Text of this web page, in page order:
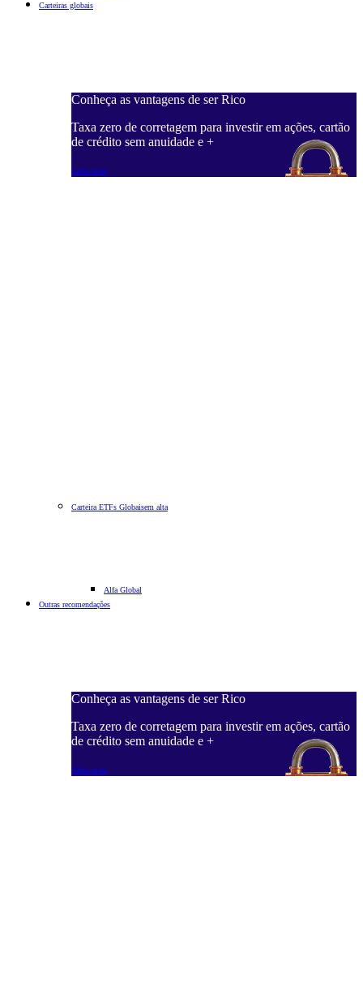
Carteiras globais
Conheça as vantagens de ser Rico
Taxa zero de corretagem para investir em ações, cartão
de crédito sem anuidade e +
Saiba mais
Carteira ETFs Globaisem alta
Alfa Global
Outras recomendações
Conheça as vantagens de ser Rico
Taxa zero de corretagem para investir em ações, cartão
de crédito sem anuidade e +
Saiba mais